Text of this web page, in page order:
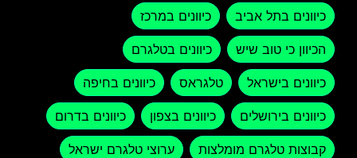
כיוונים בתל אביב
כיוונים במרכז
הכיוון כי טוב שיש כיוונים בטלגרם
כיוונים בישראל טלגראס כיוונים בחיפה
כיוונים בירושלים כיוונים בצפון כיוונים בדרום
קבוצות טלגרם מומלצות ערוצי טלגרם ישראל